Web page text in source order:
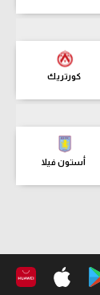
كورتريك
أستون فيلا